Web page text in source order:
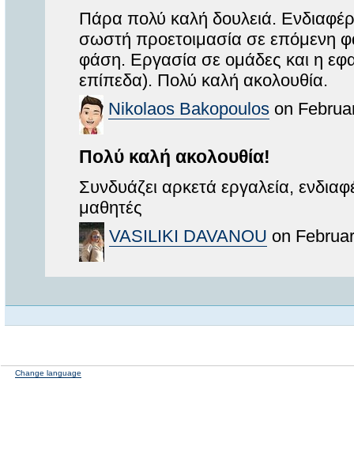
Πάρα πολύ καλή δουλειά.
σωστή προετοιμασία σε επόμενη
φάση. Εργασία σε ομάδες και η
επίπεδα). Πολύ καλή ακολουθία.
Nikolaos Bakopoulos on
Πολύ καλή ακολουθία!
Συνδυάζει αρκετά εργαλεία,
μαθητές
VASILIKI DAVANOU on
Change language